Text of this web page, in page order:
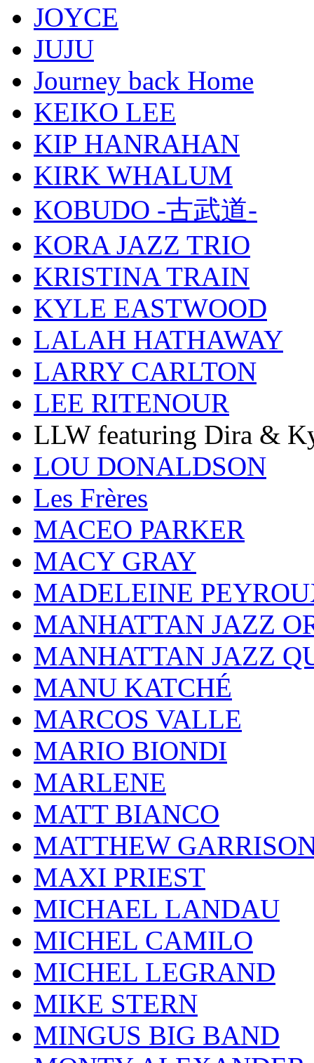
JOYCE
JUJU
Journey back Home
KEIKO LEE
KIP HANRAHAN
KIRK WHALUM
KOBUDO -古武道-
KORA JAZZ TRIO
KRISTINA TRAIN
KYLE EASTWOOD
LALAH HATHAWAY
LARRY CARLTON
LEE RITENOUR
LLW featuring Dira &
LOU DONALDSON
Les Frères
MACEO PARKER
MACY GRAY
MADELEINE
MANHATTAN JAZZ
MANHATTAN JAZZ
MANU KATCHÉ
MARCOS VALLE
MARIO BIONDI
MARLENE
MATT BIANCO
MATTHEW
MAXI PRIEST
MICHAEL LANDAU
MICHEL CAMILO
MICHEL LEGRAND
MIKE STERN
MINGUS BIG BAND